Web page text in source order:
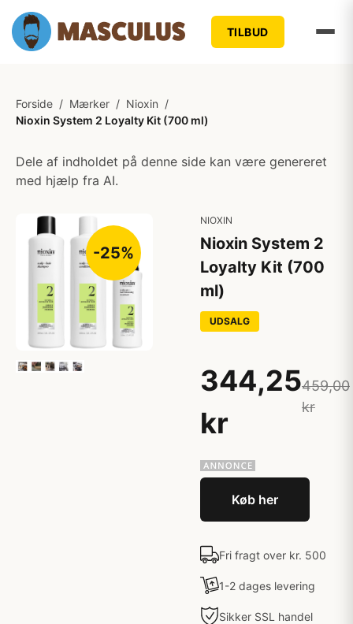
TILBUD
Forside / Mærker / Nioxin /
Nioxin System 2 Loyalty Kit (700 ml)
Dele af indholdet på denne side kan være genereret
med hjælp fra AI.
-25%
NIOXIN
Nioxin System 2
Loyalty Kit (700
ml)
UDSALG
344,25
kr
459,00
kr
Køb her
Fri fragt over kr. 500
1-2 dages levering
Sikker SSL handel